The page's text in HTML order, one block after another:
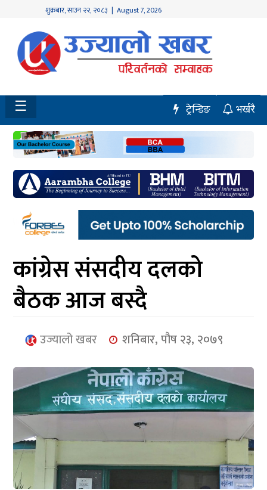
शुक्रबार,साउन २२, २०८३ | August 7, 2026
होमपेज
नवलपुर
विशेष
मध्य
नेपाल
चितवन
सेरोफेरो
समाचार
आर्थिक
मनोरञ्जन
खेलकुद
प्रबास
युनिकोड
☰ भर्खरै
ट्रेन्डिङ
कांग्रेस संसदीय दलको
बैठक आज बस्दै
उज्यालो खबर शनिबार, पौष २३, २०७९